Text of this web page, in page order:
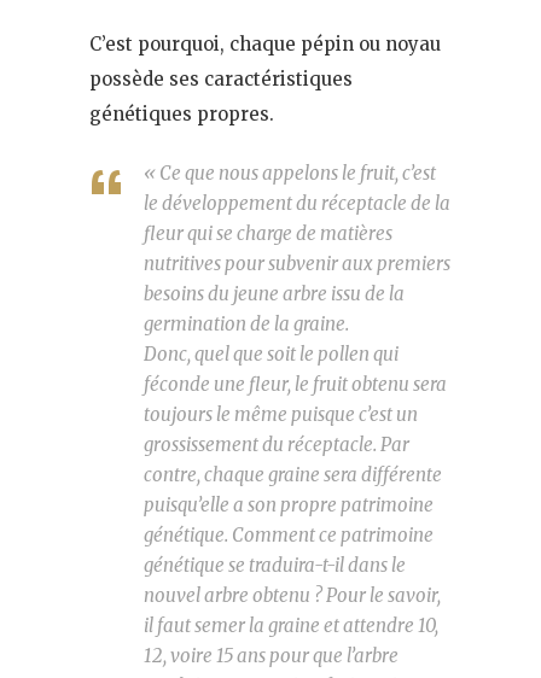
C’est pourquoi, chaque pépin ou noyau
possède ses caractéristiques
génétiques propres.
« Ce que nous appelons le fruit, c’est
le développement du réceptacle de la
fleur qui se charge de matières
nutritives pour subvenir aux premiers
besoins du jeune arbre issu de la
germination de la graine.
Donc, quel que soit le pollen qui
féconde une fleur, le fruit obtenu sera
toujours le même puisque c’est un
grossissement du réceptacle. Par
contre, chaque graine sera différente
puisqu’elle a son propre patrimoine
génétique. Comment ce patrimoine
génétique se traduira-t-il dans le
nouvel arbre obtenu ? Pour le savoir,
il faut semer la graine et attendre 10,
12, voire 15 ans pour que l’arbre